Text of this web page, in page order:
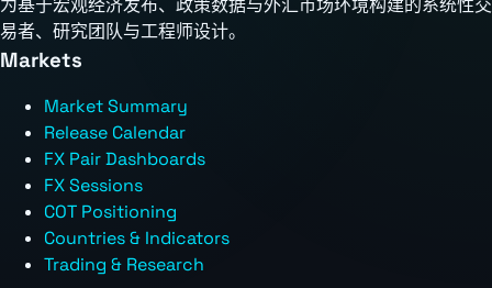
为基于宏观经济发布、政策数据与外汇市场环境构建的系统性交
易者、研究团队与工程师设计。
Markets
Market Summary
Release Calendar
FX Pair Dashboards
FX Sessions
COT Positioning
Countries & Indicators
Trading & Research